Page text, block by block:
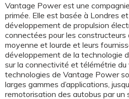
Vantage Power est une
primée. Elle est basée à Londres
développement de propulsion
connectées pour les constructeurs
moyenne et lourde et leurs
développement de la technologie
sur la connectivité et télémétrie du
technologies de Vantage Power
larges gammes d’applications,
remotorisation des autobus par